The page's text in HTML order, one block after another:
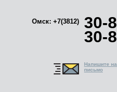
Омск: +7(3812) 30-
30-
Напишите
письмо